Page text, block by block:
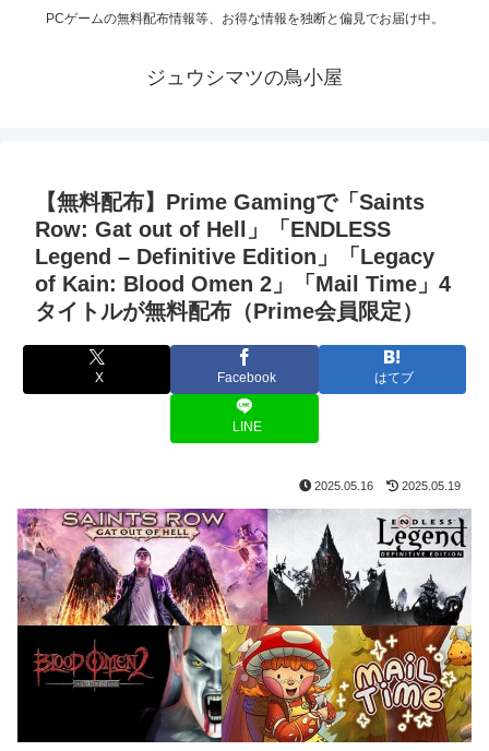
PCゲームの無料配布情報等、お得な情報を独断と偏見でお届け中。
ジュウシマツの鳥小屋
【無料配布】Prime Gamingで「Saints
Row: Gat out of Hell」「ENDLESS
Legend – Definitive Edition」「Legacy
of Kain: Blood Omen 2」「Mail Time」4
タイトルが無料配布（Prime会員限定）
X Facebook はてブ
LINE
2025.05.16 2025.05.19